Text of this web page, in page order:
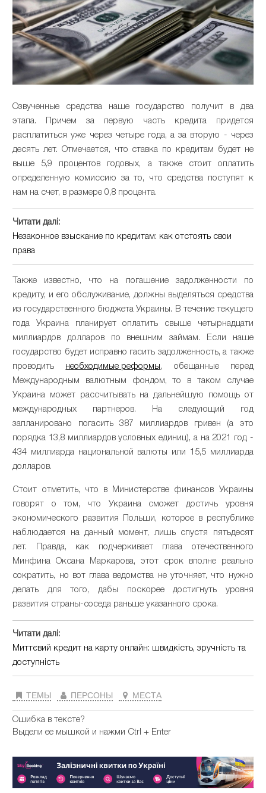
Озвученные средства наше государство получит в два
этапа. Причем за первую часть кредита придется
расплатиться уже через четыре года, а за вторую - через
десять лет. Отмечается, что ставка по кредитам будет не
выше 5,9 процентов годовых, а также стоит оплатить
определенную комиссию за то, что средства поступят к
нам на счет, в размере 0,8 процента.
Читати далі:
Незаконное взыскание по кредитам: как отстоять свои
права
Также известно, что на погашение задолженности по
кредиту, и его обслуживание, должны выделяться средства
из государственного бюджета Украины. В течение текущего
года Украина планирует оплатить свыше четырнадцати
миллиардов долларов по внешним займам. Если наше
государство будет исправно гасить задолженность, а также
проводить необходимые реформы, обещанные перед
Международным валютным фондом, то в таком случае
Украина может рассчитывать на дальнейшую помощь от
международных партнеров. На следующий год
запланировано погасить 387 миллиардов гривен (а это
порядка 13,8 миллиардов условных единиц), а на 2021 год -
434 миллиарда национальной валюты или 15,5 миллиарда
долларов.
Стоит отметить, что в Министерстве финансов Украины
говорят о том, что Украина сможет достичь уровня
экономического развития Польши, которое в республике
наблюдается на данный момент, лишь спустя пятьдесят
лет. Правда, как подчеркивает глава отечественного
Минфина Оксана Маркарова, этот срок вполне реально
сократить, но вот глава ведомства не уточняет, что нужно
делать для того, дабы поскорее достигнуть уровня
развития страны-соседа раньше указанного срока.
Читати далі:
Миттєвий кредит на карту онлайн: швидкість, зручність та
доступність
ТЕМЫ ПЕРСОНЫ МЕСТА
Ошибка в тексте?
Выдели ее мышкой и нажми Ctrl + Enter